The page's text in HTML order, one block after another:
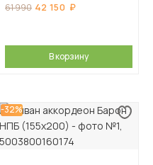
61 990 42 150
В корзину
-32%